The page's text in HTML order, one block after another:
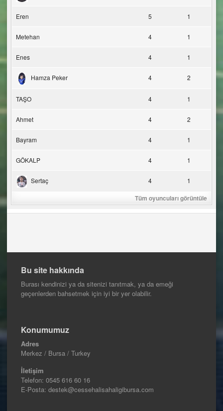
Eren 5 1
Metehan 4 1
Enes 4 1
Hamza Peker 4 2
TAŞO 4 1
Ahmet 4 2
Bayram 4 1
GÖKALP 4 1
Sertaç 4 1
Tüm oyuncuları görüntüle
Bu site hakkında
Burası kendinizi ya da sitenizi tanıtmak, ya da emeği
geçenlerden bahsetmek için iyi bir yer olabilir.
Konumumuz
Adres
Merkez / Bursa / Turkey
İletişim
Telefon: 0545 616 60 16
E-Posta: destek@cessehalisahaligibursa.com